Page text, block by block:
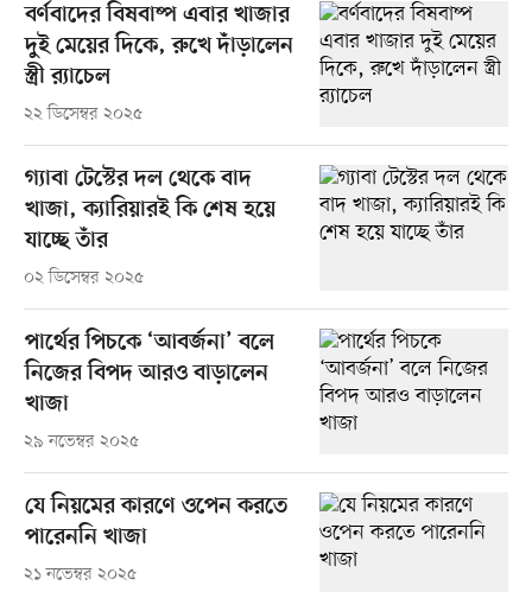
বর্ণবাদের বিষবাষ্প এবার খাজার
দুই মেয়ের দিকে, রুখে দাঁড়ালেন
স্ত্রী র‍্যাচেল
২২ ডিসেম্বর ২০২৫
গ্যাবা টেস্টের দল থেকে বাদ
খাজা, ক্যারিয়ারই কি শেষ হয়ে
যাচ্ছে তাঁর
০২ ডিসেম্বর ২০২৫
পার্থের পিচকে ‘আবর্জনা’ বলে
নিজের বিপদ আরও বাড়ালেন
খাজা
২৯ নভেম্বর ২০২৫
যে নিয়মের কারণে ওপেন করতে
পারেননি খাজা
২১ নভেম্বর ২০২৫